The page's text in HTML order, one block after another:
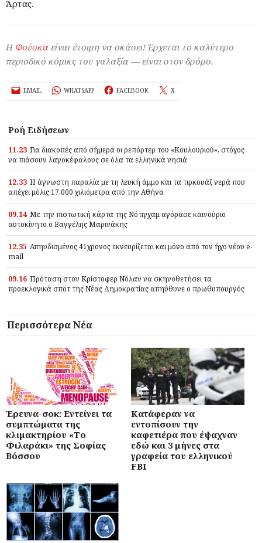
Άρτας.
Η Φούσκα είναι έτοιμη να σκάσει! Έρχεται το καλύτερο
περιοδικό κόμικς του γαλαξία — είναι στον δρόμο.
EMAIL WHATSAPP FACEBOOK X
Ροή Ειδήσεων
11.23 Για διακοπές από σήμερα οι ρεπόρτερ του «Κουλουριού», στόχος
να πιάσουν λαγοκέφαλους σε όλα τα ελληνικά νησιά
12.33 Η άγνωστη παραλία με τη λευκή άμμο και τα τιρκουάζ νερά που
απέχει μόλις 17.000 χιλιόμετρα από την Αθήνα
09.14 Με την πιστωτική κάρτα της Νότιγχαμ αγόρασε καινούριο
αυτοκίνητο ο Βαγγέλης Μαρινάκης
12.35 Απηυδισμένος 41χρονος εκνευρίζεται και μόνο από τον ήχο νέου e-
mail
09.16 Πρόταση στον Κρίστοφερ Νόλαν να σκηνοθετήσει τα
προεκλογικά σποτ της Νέας Δημοκρατίας απηύθυνε ο πρωθυπουργός
Περισσότερα Νέα
Έρευνα-σοκ: Εντείνει τα
συμπτώματα της
κλιμακτηρίου «Το
Φιλαράκι» της Σοφίας
Βόσσου
Κατάφεραν να
εντοπίσουν την
καφετιέρα που έψαχναν
εδώ και 3 μήνες στα
γραφεία του ελληνικού
FBI